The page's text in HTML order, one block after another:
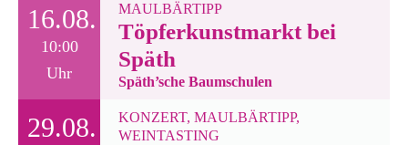
16.08.
10:00
Uhr
MAULBÄRTIPP
Töpferkunstmarkt bei
Späth
Späth’sche Baumschulen
29.08. KONZERT, MAULBÄRTIPP,
WEINTASTING